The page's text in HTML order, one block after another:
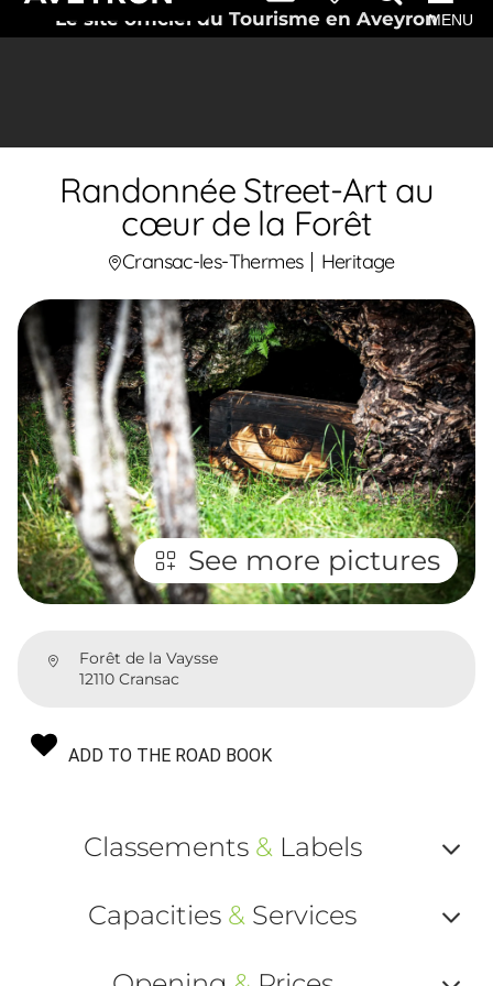
Le site officiel du Tourisme en AveyronMENU
Randonnée Street-Art au
cœur de la Forêt
Cransac-les-Thermes Heritage
See more pictures
Forêt de la Vaysse
12110 Cransac
ADD TO THE ROAD BOOK
Classements &Labels
ou
Capacities & Services